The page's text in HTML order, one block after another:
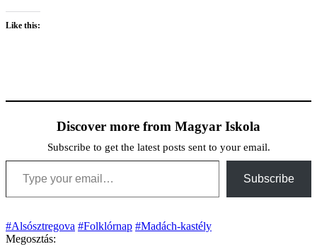
Like this:
Discover more from Magyar Iskola
Subscribe to get the latest posts sent to your email.
Type your email…
Subscribe
#Alsósztregova #Folklórnap #Madách-kastély
Megosztás: